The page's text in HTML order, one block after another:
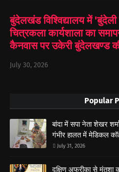
बुंदेलखंड विश्विद्यालय में 'बुंदेली
चित्रकला कार्यशाला का
कैनवास पर उकेरी बुंदेलखण्ड
July 30, 2026
Popular
बांदा में सपा नेता शेखर
गंभीर हालत में मेडिकल
July 31, 2026
दक्षिण अफ्रीका से मंतशा